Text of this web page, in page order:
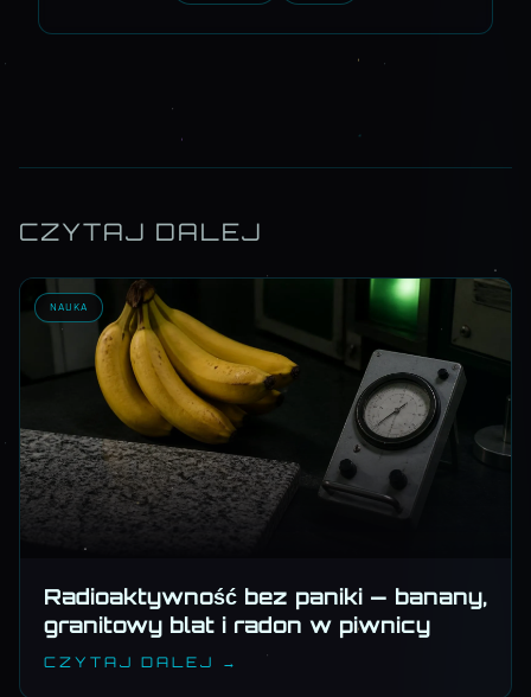
CZYTAJ DALEJ
NAUKA
Radioaktywność bez paniki — banany,
granitowy blat i radon w piwnicy
CZYTAJ DALEJ →